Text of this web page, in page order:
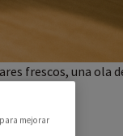
frescos, una ola
mejorar